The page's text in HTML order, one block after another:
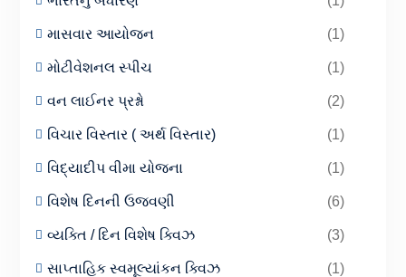
માસવાર આયોજન (1)
મોટીવેશનલ સ્પીચ (1)
વન લાઈનર પ્રશ્નો (2)
વિચાર વિસ્તાર ( અર્થ વિસ્તાર) (1)
વિદ્યાદીપ વીમા યોજના (1)
વિશેષ દિનની ઉજવણી (6)
વ્યક્તિ / દિન વિશેષ ક્વિઝ (3)
સાપ્તાહિક સ્વમૂલ્યાંકન ક્વિઝ (1)